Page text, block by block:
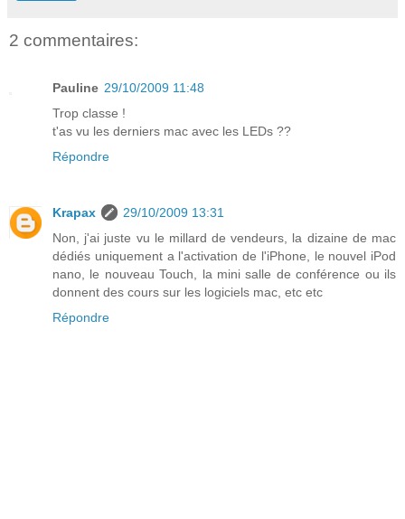
2 commentaires:
Pauline 29/10/2009 11:48
Trop classe !
t'as vu les derniers mac avec les LEDs ??
Répondre
Krapax
29/10/2009 13:31
Non, j'ai juste vu le millard de vendeurs, la dizaine de mac
dédiés uniquement a l'activation de l'iPhone, le nouvel iPod
nano, le nouveau Touch, la mini salle de conférence ou ils
donnent des cours sur les logiciels mac, etc etc
Répondre